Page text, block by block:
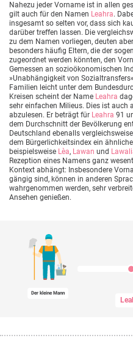
Nahezu jeder Vorname ist in allen
gilt auch für den Namen Leahra.
insgesamt so selten vor, dass sich
darüber treffen lassen. Die
zu dem Namen vorliegen, deuten
besonders häufig Eltern, die der
zugeordnet werden könnten, den
Gemessen an sozioökonomischen
»Unabhängigkeit von
Familien leicht unter dem
Kreisen scheint der Name Leahra
sehr einfachen Milieus. Dies ist auch
abzulesen. Er beträgt für Leahra 91
dem Durchschnitt der Bevölkerung
Deutschland ebenalls
dem Bürgerlichkeitsindex ein
beispielsweise Lèa, Lawan und
Rezeption eines Namens ganz
Kontext abhängt: Insbesondere
gängig sind, können in anderen
wahrgenommen werden, sehr
Ansehen genießen.
Der kleine Mann